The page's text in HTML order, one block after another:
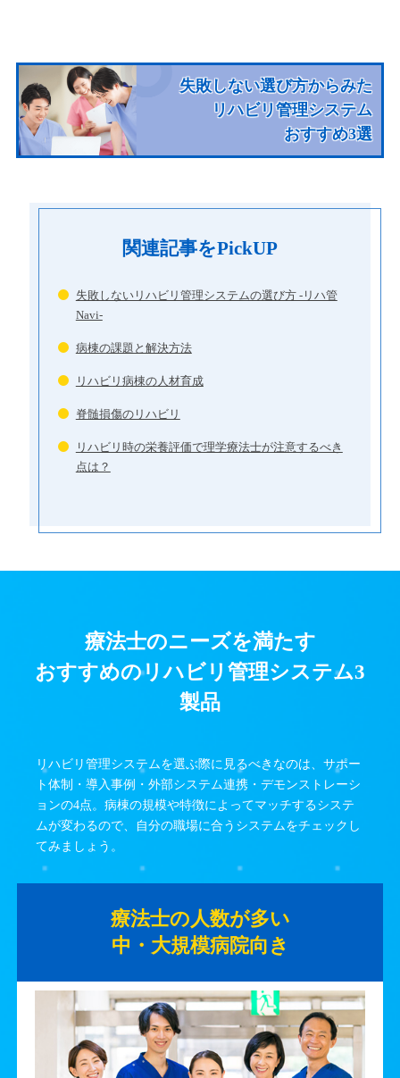
失敗しない選び方からみた
リハビリ管理システム
おすすめ3選
関連記事をPickUP
失敗しないリハビリ管理システムの選び方 -リハ管
Navi-
病棟の課題と解決方法
リハビリ病棟の人材育成
脊髄損傷のリハビリ
リハビリ時の栄養評価で理学療法士が注意するべき
点は？
療法士のニーズを満たす
おすすめのリハビリ管理システム3
製品
リハビリ管理システムを選ぶ際に見るべきなのは、サポー
ト体制・導入事例・外部システム連携・デモンストレーシ
ョンの4点。病棟の規模や特徴によってマッチするシステ
ムが変わるので、自分の職場に合うシステムをチェックし
てみましょう。
療法士の人数が多い
中・大規模病院向き